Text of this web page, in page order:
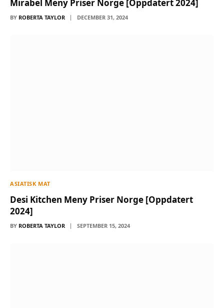
Mirabel Meny Priser Norge [Oppdatert 2024]
BY ROBERTA TAYLOR DECEMBER 31, 2024
ASIATISK MAT
Desi Kitchen Meny Priser Norge [Oppdatert
2024]
BY ROBERTA TAYLOR SEPTEMBER 15, 2024